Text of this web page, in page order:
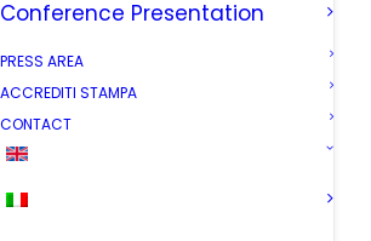
Conference Presentation
PRESS AREA
ACCREDITI STAMPA
CONTACT